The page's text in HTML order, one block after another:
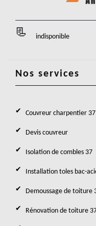
indisponible
Nos services
Couvreur charpentier
Devis couvreur
Isolation de combles 37
Installation toles bac-
Demoussage de toiture
Rénovation de toiture